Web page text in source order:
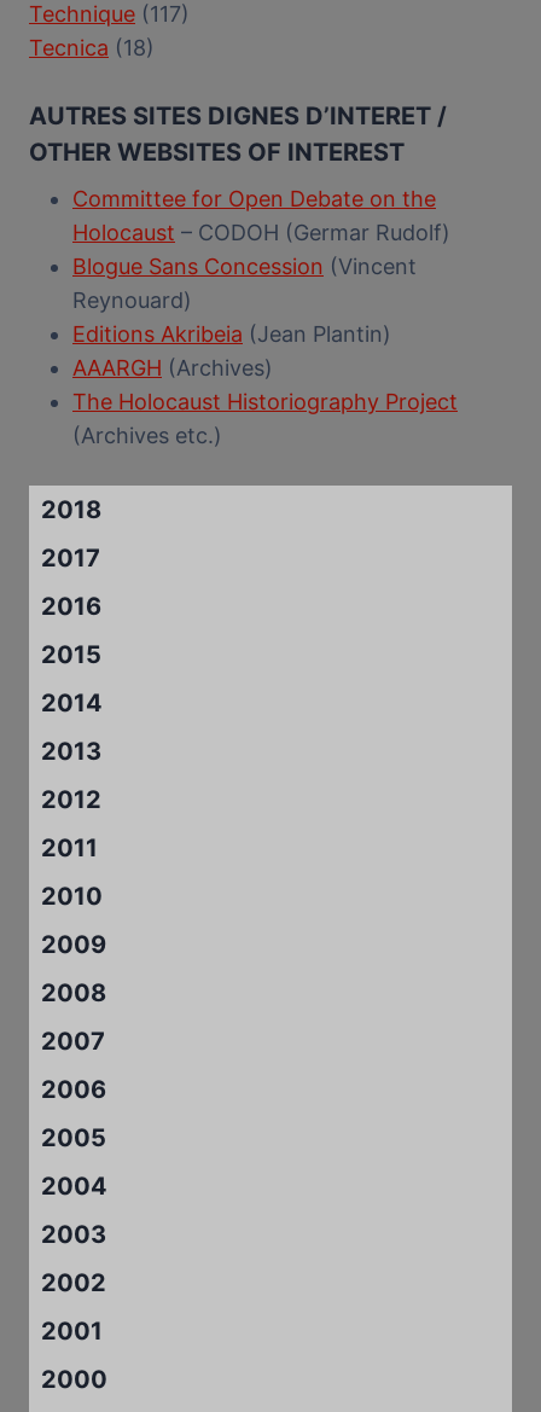
Technique (117)
Tecnica (18)
AUTRES SITES DIGNES D’INTERET /
OTHER WEBSITES OF INTEREST
Committee for Open Debate on the
Holocaust – CODOH (Germar Rudolf)
Blogue Sans Concession (Vincent
Reynouard)
Editions Akribeia (Jean Plantin)
AAARGH (Archives)
The Holocaust Historiography Project
(Archives etc.)
2018
2017
2016
2015
2014
2013
2012
2011
2010
2009
2008
2007
2006
2005
2004
2003
2002
2001
2000